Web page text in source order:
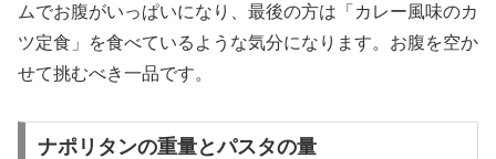
ムでお腹がいっぱいになり、最後の方は「カレー風味のカ
ツ定食」を食べているような気分になります。お腹を空か
せて挑むべき一品です。
ナポリタンの重量とパスタの量